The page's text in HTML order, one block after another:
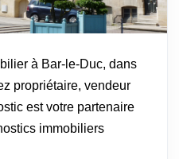
à Bar-le-Duc, dans
propriétaire, vendeur
est votre partenaire
immobiliers